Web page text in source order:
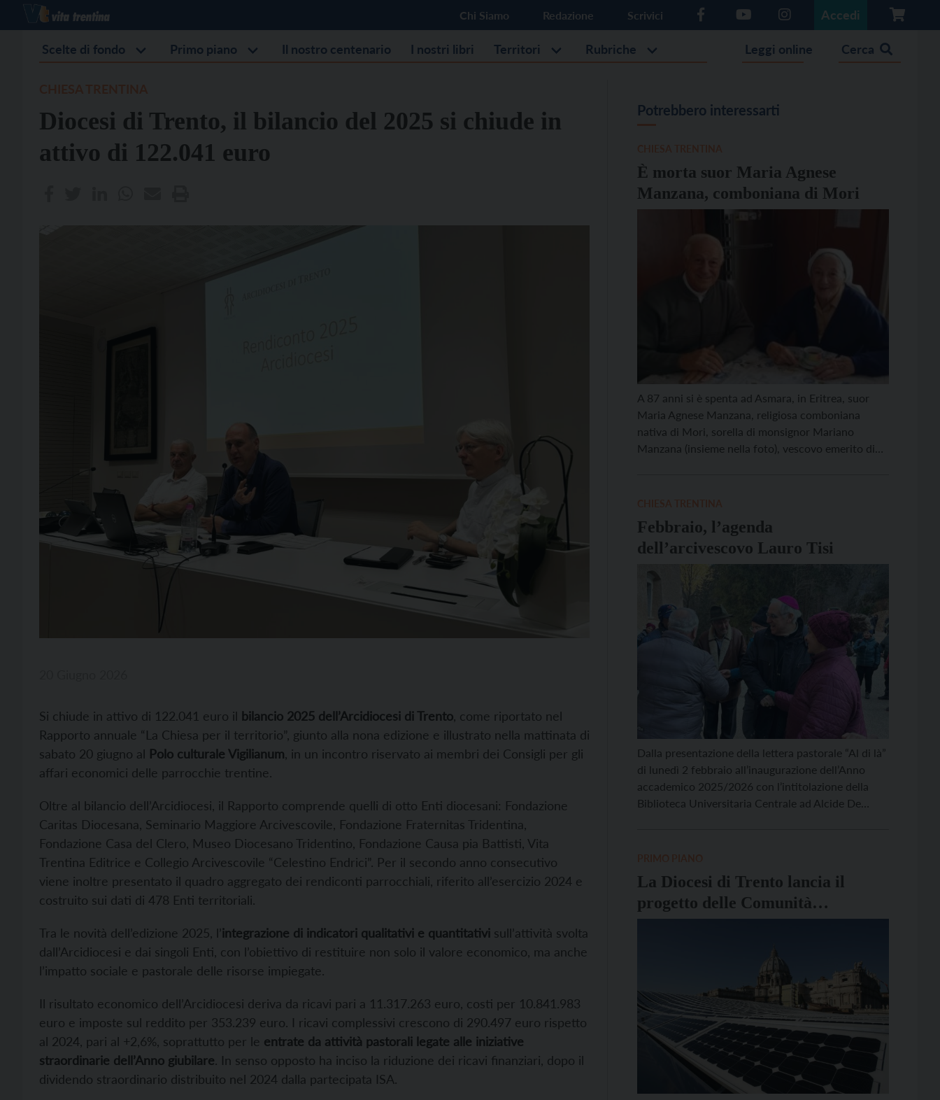
Chi Siamo Redazione Scrivici Accedi
Scelte di fondo Primo piano Il nostro centenario I nostri libri Territori Rubriche Leggi online Cerca
Diocesi di Trento, il bilancio del 2025 si chiude in
attivo di 122.041 euro
Si chiude in attivo di 122.041 euro il bilancio 2025 dell’Arcidiocesi di Trento, come riportato nel
Rapporto annuale “La Chiesa per il territorio”, giunto alla nona edizione e illustrato nella mattinata di
sabato 20 giugno al Polo culturale Vigilianum, in un incontro riservato ai membri dei Consigli per gli
affari economici delle parrocchie trentine.
Oltre al bilancio dell’Arcidiocesi, il Rapporto comprende quelli di otto Enti diocesani: Fondazione
Caritas Diocesana, Seminario Maggiore Arcivescovile, Fondazione Fraternitas Tridentina,
Fondazione Casa del Clero, Museo Diocesano Tridentino, Fondazione Causa pia Battisti, Vita
Trentina Editrice e Collegio Arcivescovile “Celestino Endrici”. Per il secondo anno consecutivo
viene inoltre presentato il quadro aggregato dei rendiconti parrocchiali, riferito all’esercizio 2024 e
costruito sui dati di 478 Enti territoriali.
Tra le novità dell’edizione 2025, l’integrazione di indicatori qualitativi e quantitativi sull’attività svolta
dall’Arcidiocesi e dai singoli Enti, con l’obiettivo di restituire non solo il valore economico, ma anche
l’impatto sociale e pastorale delle risorse impiegate.
Il risultato economico dell’Arcidiocesi deriva da ricavi pari a 11.317.263 euro, costi per 10.841.983
euro e imposte sul reddito per 353.239 euro. I ricavi complessivi crescono di 290.497 euro rispetto
al 2024, pari al +2,6%, soprattutto per le entrate da attività pastorali legate alle iniziative
straordinarie dell’Anno giubilare. In senso opposto ha inciso la riduzione dei ricavi finanziari, dopo il
dividendo straordinario distribuito nel 2024 dalla partecipata ISA.
Potrebbero interessarti
È morta suor Maria Agnese
Manzana, comboniana di Mori
A 87 anni si è spenta ad Asmara, in Eritrea, suor
Maria Agnese Manzana, religiosa comboniana
nativa di Mori, sorella di monsignor Mariano
Manzana (insieme nella foto), vescovo emerito di
Febbraio, l’agenda
dell’arcivescovo Lauro Tisi
Dalla presentazione della lettera pastorale “Al di là”
di lunedì 2 febbraio all’inaugurazione dell’Anno
accademico 2025/2026 con l’intitolazione della
Biblioteca Universitaria Centrale ad Alcide De
La Diocesi di Trento lancia il
progetto delle Comunità
Energetiche Rinnovabili